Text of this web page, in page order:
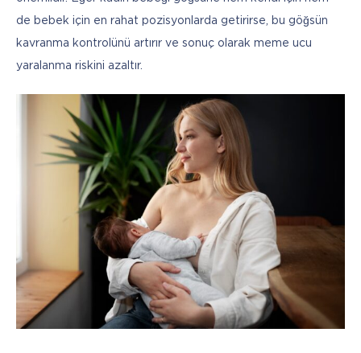
de bebek için en rahat pozisyonlarda getirirse, bu göğsün
kavranma kontrolünü artırır ve sonuç olarak meme ucu
yaralanma riskini azaltır.